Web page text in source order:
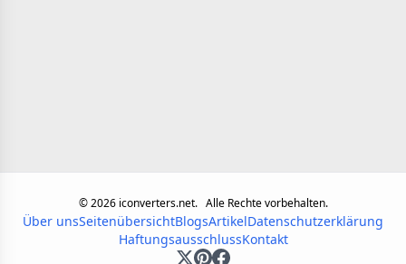
©2026iconverters.net. Alle Rechte vorbehalten.
Über unsSeitenübersichtBlogsArtikelDatenschutzerklärung
HaftungsausschlussKontakt